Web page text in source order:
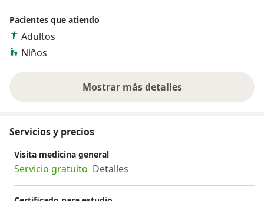
Pacientes que atiendo
Adultos
Niños
Mostrar más detalles
sobre la experiencia
Servicios y precios
Visita medicina general
Servicio gratuito Detalles